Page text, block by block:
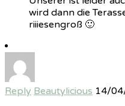
wird dann die
riiiesengroß 🙂
Reply Beautylicious 14/